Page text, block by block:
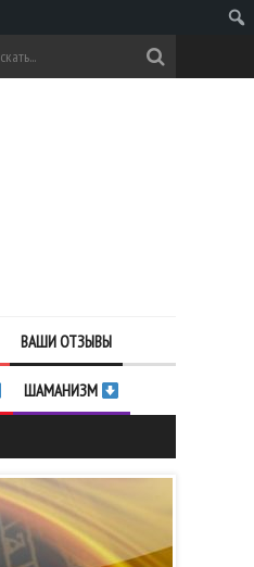
ВАШИ ОТЗЫВЫ
ШАМАНИЗМ